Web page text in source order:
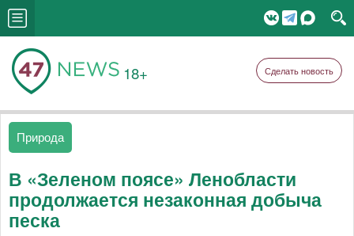
18+ Сделать новость
Природа
В «Зеленом поясе» Ленобласти
продолжается незаконная добыча
песка